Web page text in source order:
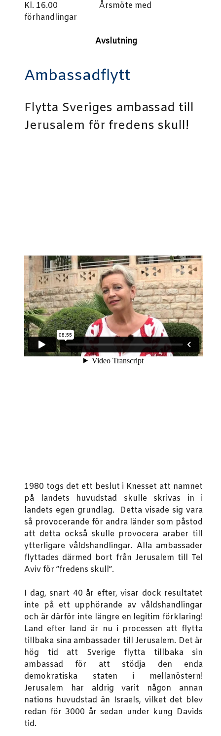
Kl. 16.00 Årsmöte med
förhandlingar
Avslutning
Ambassadflytt
Flytta Sveriges ambassad till
Jerusalem för fredens skull!
1980 togs det ett beslut i Knesset att namnet
på landets huvudstad skulle skrivas in i
landets egen grundlag. Detta visade sig vara
så provocerande för andra länder som påstod
att detta också skulle provocera araber till
ytterligare våldshandlingar. Alla ambassader
flyttades därmed bort från Jerusalem till Tel
Aviv för ”fredens skull”.
I dag, snart 40 år efter, visar dock resultatet
inte på ett upphörande av våldshandlingar
och är därför inte längre en legitim förklaring!
Land efter land är nu i processen att flytta
tillbaka sina ambassader till Jerusalem. Det är
hög tid att Sverige flytta tillbaka sin
ambassad för att stödja den enda
demokratiska staten i mellanöstern!
Jerusalem har aldrig varit någon annan
nations huvudstad än Israels, vilket det blev
redan för 3000 år sedan under kung Davids
tid.